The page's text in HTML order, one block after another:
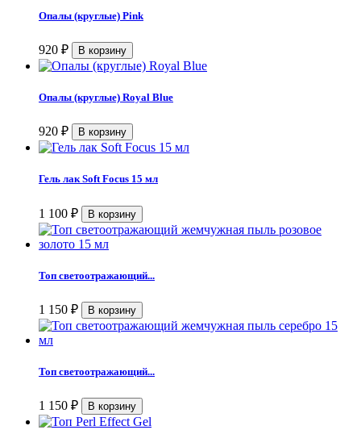
Опалы (круглые) Pink
920 ₽
Опалы (круглые) Royal Blue
920 ₽
Гель лак Soft Focus 15 мл
1 100 ₽
Топ светоотражающий...
1 150 ₽
Топ светоотражающий...
1 150 ₽